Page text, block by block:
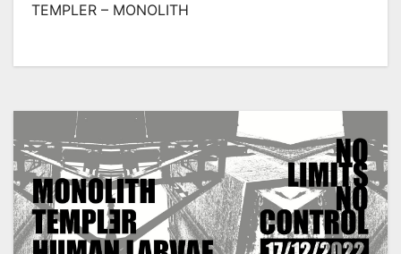
TEMPLER – MONOLITH